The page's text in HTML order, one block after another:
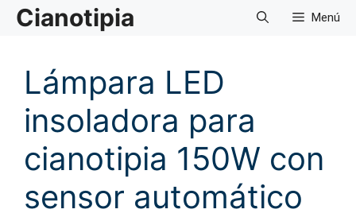
Saltar
Cianotipia Menú
Lámpara LED
insoladora para
cianotipia 150W con
sensor automático